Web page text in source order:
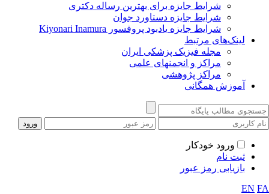
شرایط جایزه برای بهترین رساله دکتری
شرایط جایزه دستاورد جوان
شرایط جایزه یادبود پروفسور Kiyonari Inamura
لینک‌های مرتبط
مجله فیزیک پزشکی ایران
مراکز و انجمنهای علمی
مراکز پژوهشی
آموزش همگانی
ورود خودکار
ثبت نام
بازیابی رمز عبور
EN